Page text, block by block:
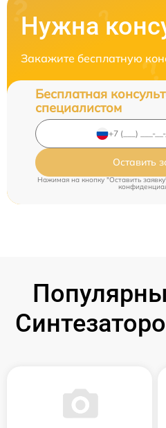
Нужна
Закажите бесплатную
Бесплатная
специалистом
Оставить
Нажимая на кнопку "Оставить